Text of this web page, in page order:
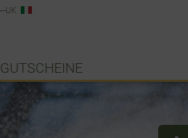
GUTSCHEINE